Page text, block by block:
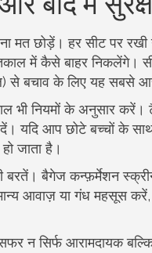
मत छोड़ें। हर सीट पर
में कैसे बाहर निकलेंगे।
बचाव के लिए यह सबसे
भी नियमों के अनुसार
यदि आप छोटे बच्चों के
जाता है।
बरतें। बैगेज कन्फ़र्मेशन
आवाज़ या गंध महसूस करें,
न सिर्फ आरामदायक